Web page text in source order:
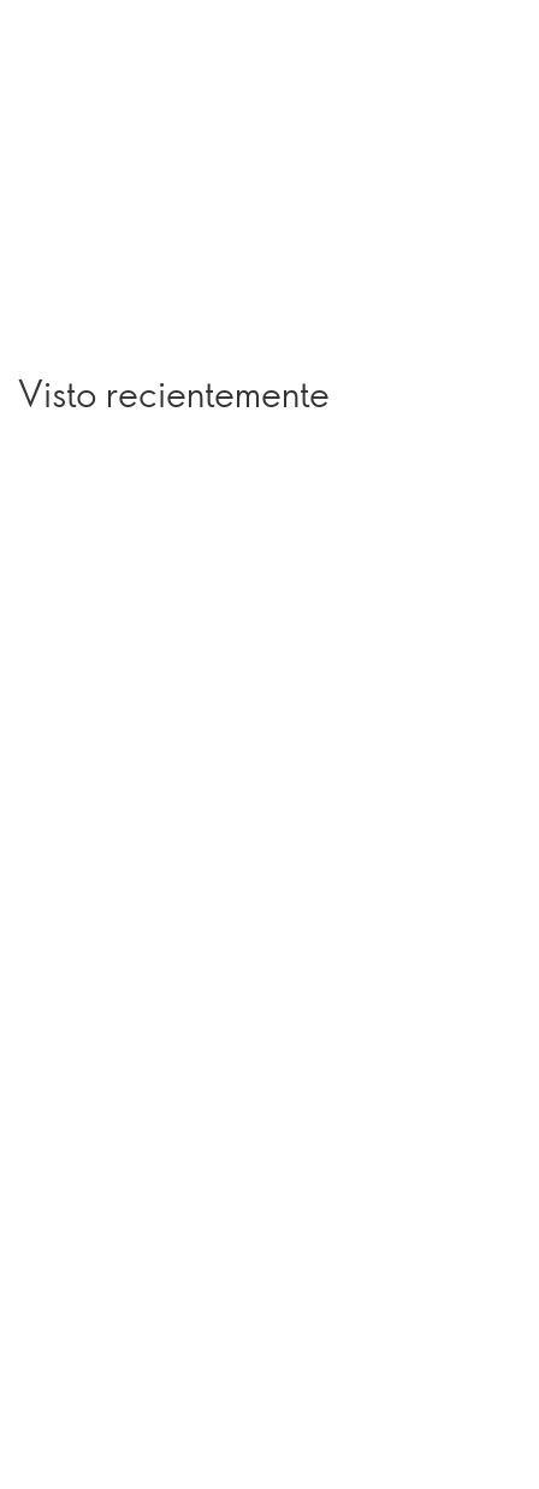
Visto recientemente